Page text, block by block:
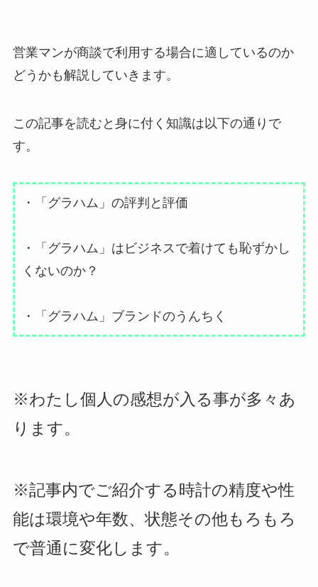
営業マンが商談で利用する場合に適しているのか
どうかも解説していきます。
この記事を読むと身に付く知識は以下の通りで
す。
・「グラハム」の評判と評価
・「グラハム」はビジネスで着けても恥ずかし
くないのか？
・「グラハム」ブランドのうんちく
※わたし個人の感想が入る事が多々あ
ります。
※記事内でご紹介する時計の精度や性
能は環境や年数、状態その他もろもろ
で普通に変化します。